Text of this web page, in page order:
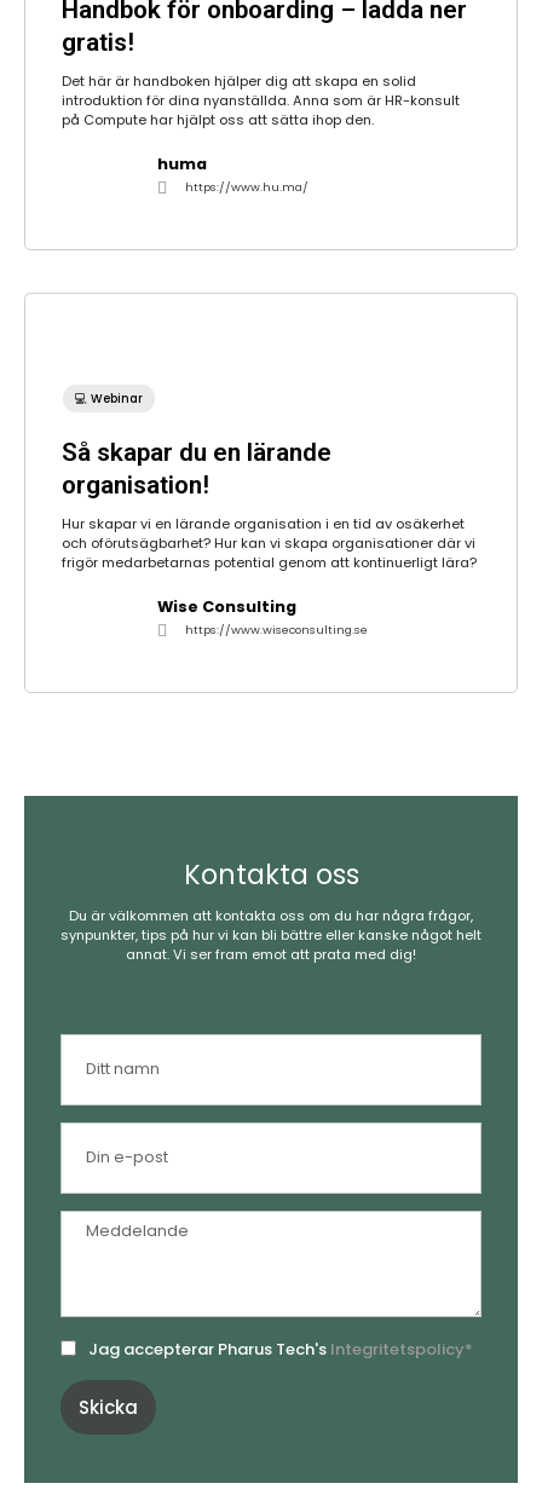
Handbok för onboarding – ladda ner
gratis!
Det här är handboken hjälper dig att skapa en solid
introduktion för dina nyanställda. Anna som är HR-konsult
på Compute har hjälpt oss att sätta ihop den.
huma
https://www.hu.ma/
💻 Webinar
Så skapar du en lärande
organisation!
Hur skapar vi en lärande organisation i en tid av osäkerhet
och oförutsägbarhet? Hur kan vi skapa organisationer där vi
frigör medarbetarnas potential genom att kontinuerligt lära?
Wise Consulting
https://www.wiseconsulting.se
Kontakta oss
Du är välkommen att kontakta oss om du har några frågor,
synpunkter, tips på hur vi kan bli bättre eller kanske något helt
annat. Vi ser fram emot att prata med dig!
Jag accepterar Pharus Tech's Integritetspolicy*
Skicka